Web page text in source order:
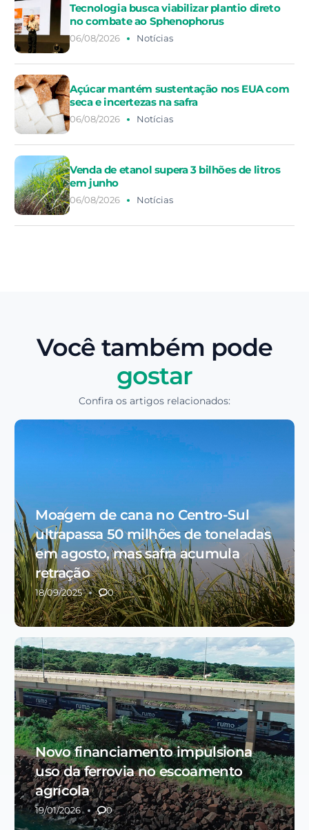
Tecnologia busca viabilizar plantio direto
no combate ao Sphenophorus
06/08/2026 Notícias
Açúcar mantém sustentação nos EUA com
seca e incertezas na safra
06/08/2026 Notícias
Venda de etanol supera 3 bilhões de litros
em junho
06/08/2026 Notícias
Você também pode
gostar
Confira os artigos relacionados:
Moagem de cana no Centro-Sul
ultrapassa 50 milhões de toneladas
em agosto, mas safra acumula
retração
18/09/2025 0
Novo financiamento impulsiona
uso da ferrovia no escoamento
agrícola
19/01/2026 0